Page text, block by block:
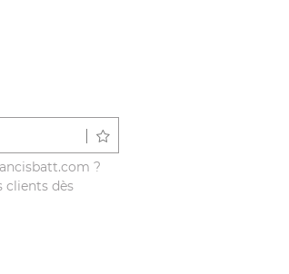
?
clients dès